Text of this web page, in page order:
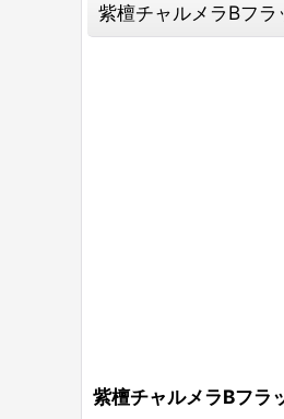
紫檀チャルメラBフ
紫檀チャルメラBフ